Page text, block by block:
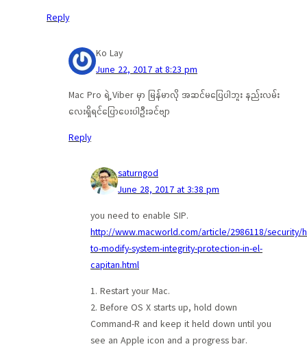
Reply
Ko Lay
June 22, 2017 at 8:23 pm
Mac Pro ရဲ့ Viber မှာ မြန်မာလို အဆင်မပြေပါဘူး နည်းလမ်း
လေးရှိရင်ပြောပေးပါဦးခင်ဗျာ
Reply
saturngod
June 28, 2017 at 3:38 pm
you need to enable SIP.
http://www.macworld.com/article/2986118/security/
to-modify-system-integrity-protection-in-el-
capitan.html
1. Restart your Mac.
2. Before OS X starts up, hold down
Command-R and keep it held down until you
see an Apple icon and a progress bar.